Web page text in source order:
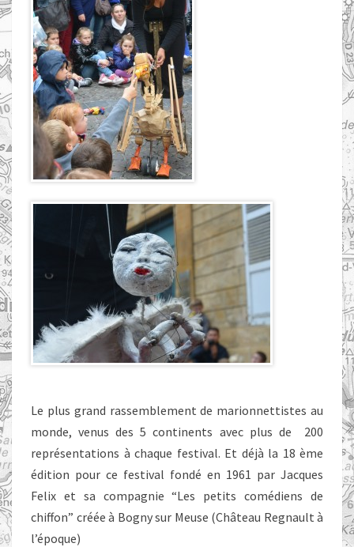
Le plus grand rassemblement de marionnettistes au
monde, venus des 5 continents avec plus de 200
représentations à chaque festival. Et déjà la 18 ème
édition pour ce festival fondé en 1961 par Jacques
Felix et sa compagnie “Les petits comédiens de
chiffon” créée à Bogny sur Meuse (Château Regnault à
l’époque)